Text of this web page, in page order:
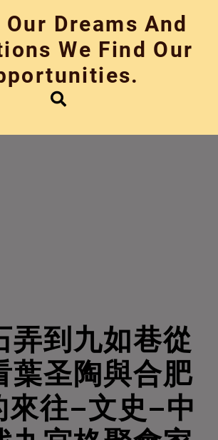
Dreams And
We Find Our
弄到九如巷從
葉圣陶與合肥
來往–文史–中